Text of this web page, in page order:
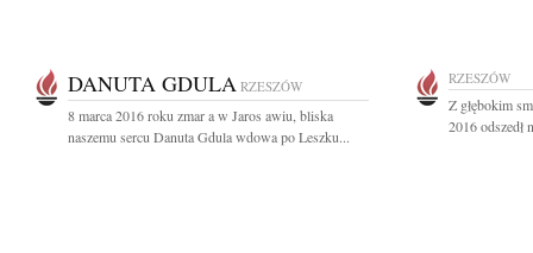
DANUTA GDULA RZESZÓW
8 marca 2016 roku zmar a w Jaros awiu, bliska
naszemu sercu Danuta Gdula wdowa po Leszku...
RZESZÓW
Z głębokim
2016 odszedł